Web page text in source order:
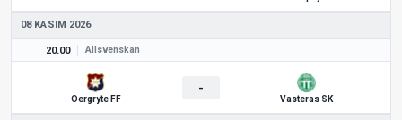
08 KASIM 2026
20.00 Allsvenskan
Oergryte FF
-
Vasteras SK